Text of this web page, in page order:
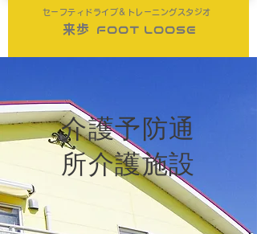
​セーフティドライブ＆トレーニングスタジオ
来歩 FOOT LOOSE
​介護予防通
所介護施設